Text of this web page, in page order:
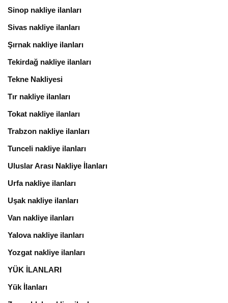
Sinop nakliye ilanları
Sivas nakliye ilanları
Şırnak nakliye ilanları
Tekirdağ nakliye ilanları
Tekne Nakliyesi
Tır nakliye ilanları
Tokat nakliye ilanları
Trabzon nakliye ilanları
Tunceli nakliye ilanları
Uluslar Arası Nakliye İlanları
Urfa nakliye ilanları
Uşak nakliye ilanları
Van nakliye ilanları
Yalova nakliye ilanları
Yozgat nakliye ilanları
YÜK İLANLARI
Yük İlanları